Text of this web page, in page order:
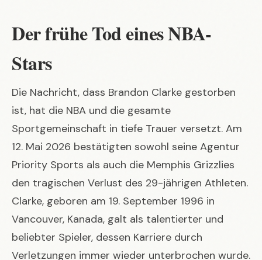
Der frühe Tod eines NBA-
Stars
Die Nachricht, dass Brandon Clarke gestorben
ist, hat die NBA und die gesamte
Sportgemeinschaft in tiefe Trauer versetzt. Am
12. Mai 2026 bestätigten sowohl seine Agentur
Priority Sports als auch die Memphis Grizzlies
den tragischen Verlust des 29-jährigen Athleten.
Clarke, geboren am 19. September 1996 in
Vancouver, Kanada, galt als talentierter und
beliebter Spieler, dessen Karriere durch
Verletzungen immer wieder unterbrochen wurde.